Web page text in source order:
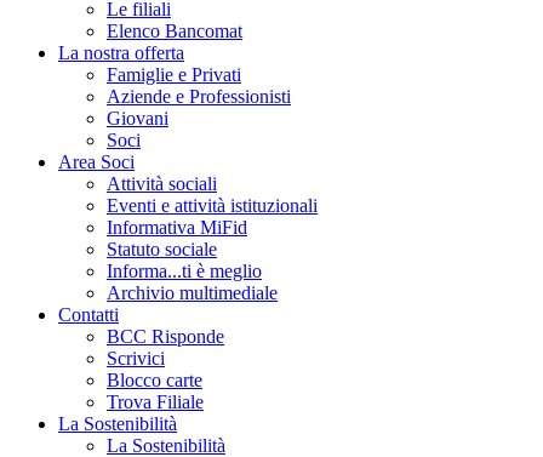
Le filiali
Elenco Bancomat
La nostra offerta
Famiglie e Privati
Aziende e Professionisti
Giovani
Soci
Area Soci
Attività sociali
Eventi e attività istituzionali
Informativa MiFid
Statuto sociale
Informa...ti è meglio
Archivio multimediale
Contatti
BCC Risponde
Scrivici
Blocco carte
Trova Filiale
La Sostenibilità
La Sostenibilità